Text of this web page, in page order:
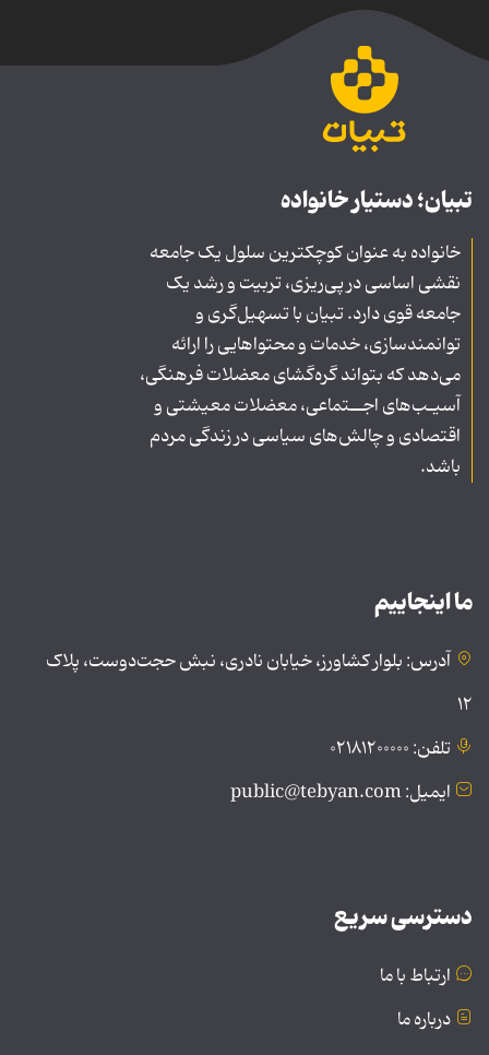
تبیان؛ دستیار خانواده
خانواده به عنوان کوچکترین سلول یک جامعه
نقشی اساسی در پی‌ریزی، تربیت و رشد یک
جامعه قوی دارد. تبیان با تسهیل‌گری و
توانمندسازی، خدمات و محتواهایی را ارائه
می‌دهد که بتواند گره‌گشای معضلات فرهنگی،
آسیـب‌های اجــتماعی، معضلات معیشتی و
اقتصادی و چالش‌های سیاسی در زندگی مردم
باشد.
ما اینجاییم
آدرس: بلوار کشاورز، خیابان نادری، نبش حجت‌دوست، پلاک
۱۲
تلفن: ۰۲۱۸۱۲۰۰۰۰۰
ایمیل: public@tebyan.com
دسترسی سریع
ارتباط با ما
درباره ما